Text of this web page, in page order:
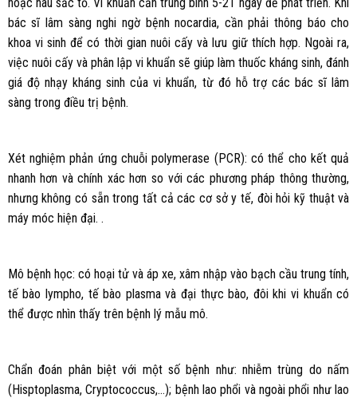
hoặc nâu sắc tố. Vi khuẩn cần trung bình 5-21 ngày để phát triển. Khi
bác sĩ lâm sàng nghi ngờ bệnh nocardia, cần phải thông báo cho
khoa vi sinh để có thời gian nuôi cấy và lưu giữ thích hợp. Ngoài ra,
việc nuôi cấy và phân lập vi khuẩn sẽ giúp làm thuốc kháng sinh, đánh
giá độ nhạy kháng sinh của vi khuẩn, từ đó hỗ trợ các bác sĩ lâm
sàng trong điều trị bệnh.
Xét nghiệm phản ứng chuỗi polymerase (PCR): có thể cho kết quả
nhanh hơn và chính xác hơn so với các phương pháp thông thường,
nhưng không có sẵn trong tất cả các cơ sở y tế, đòi hỏi kỹ thuật và
máy móc hiện đại. .
Mô bệnh học: có hoại tử và áp xe, xâm nhập vào bạch cầu trung tính,
tế bào lympho, tế bào plasma và đại thực bào, đôi khi vi khuẩn có
thể được nhìn thấy trên bệnh lý mẫu mô.
Chẩn đoán phân biệt với một số bệnh như: nhiễm trùng do nấm
(Hisptoplasma, Cryptococcus,…); bệnh lao phổi và ngoài phổi như lao